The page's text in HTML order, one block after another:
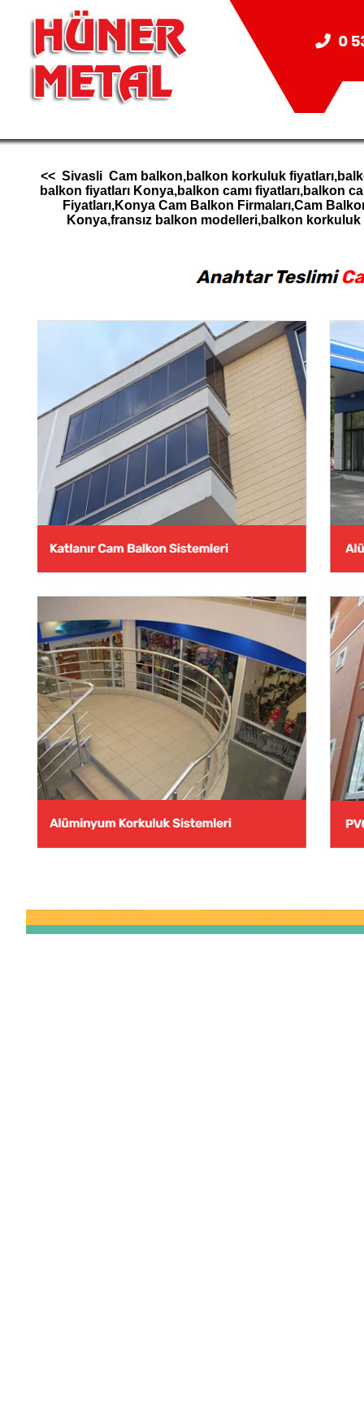
<< Sivasli Cam balkon,balkon korkuluk
balkon fiyatları Konya,balkon camı fiyatları,balkon
Fiyatları,Konya Cam Balkon Firmaları,Cam
Konya,fransız balkon modelleri,balkon